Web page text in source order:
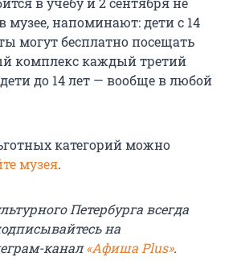
музее, напоминают: дети с 14
могут бесплатно посещать
комплекс каждый третий
до 14 лет — вообще в любой
категорий можно
музея.
Петербурга всегда
на
канал«Афиша Plus».